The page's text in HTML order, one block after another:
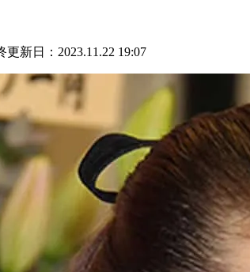
新日：2023.11.22 19:07